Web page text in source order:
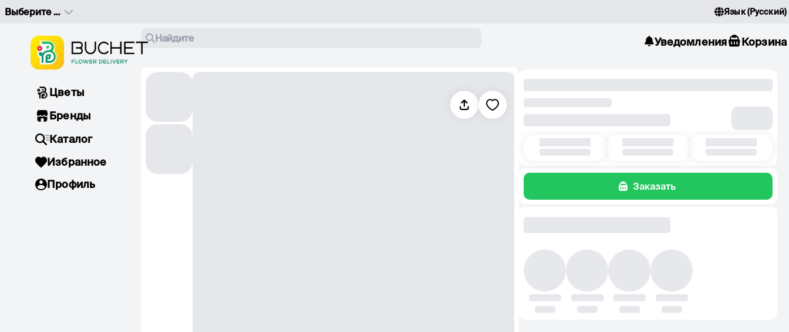
Выберите адрес доставки Язык(Русский)
Найдите Уведомления Корзина
Цветы
Бренды
Каталог
Избранное
Профиль
Заказать